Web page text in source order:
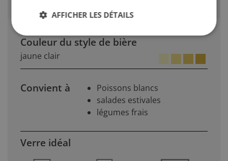
Couleur du style de bière
jaune clair
Convient à
Poissons blancs
salades estivales
légumes frais
Verre idéal
AFFICHER LES DÉTAILS